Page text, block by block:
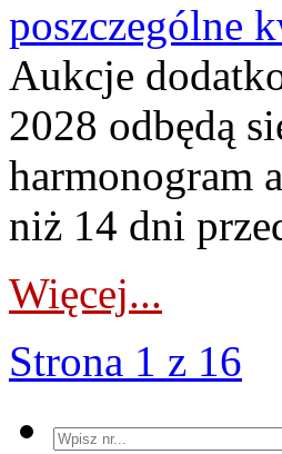
poszczególne
Aukcje
2028 odbędą
harmonogram
niż 14 dni
Więcej...
Strona 1 z 16